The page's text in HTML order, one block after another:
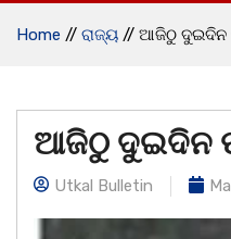
Home // ରାଜ୍ୟ // ଆଜିଠୁ ଦୁଇଦିନ
ଆଜିଠୁ ଦୁଇଦିନ
Utkal Bulletin